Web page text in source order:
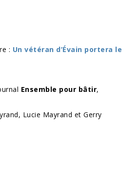
: Un vétéran d’Évain portera le
Ensemble pour bâtir,
Lucie Mayrand et Gerry